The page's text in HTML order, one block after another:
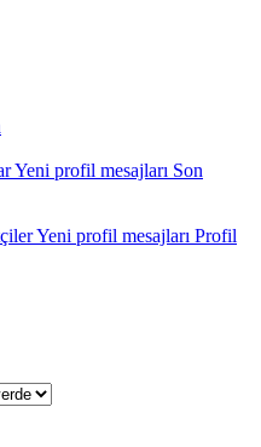
Yeni profil mesajları Son
Yeni profil mesajları Profil